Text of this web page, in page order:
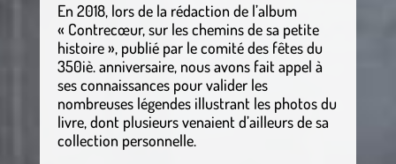
En 2018, lors de la rédaction de l’album
« Contrecœur, sur les chemins de sa petite
histoire », publié par le comité des fêtes du
350iè. anniversaire, nous avons fait appel à
ses connaissances pour valider les
nombreuses légendes illustrant les photos du
livre, dont plusieurs venaient d’ailleurs de sa
collection personnelle.